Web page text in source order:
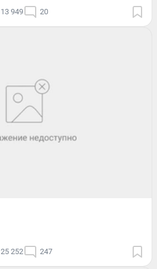
13 949 20
25 252 247